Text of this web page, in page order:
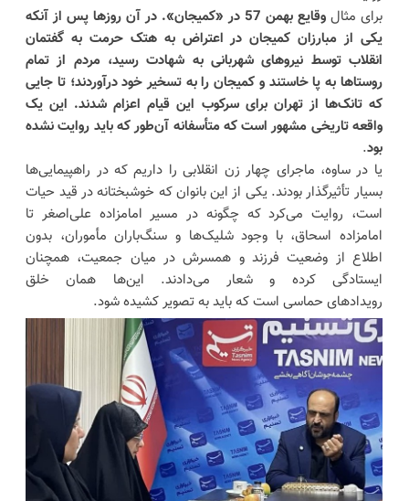
برای مثال
وقایع بهمن 57 در «کمیجان». در آن روزها پس از آنکه
یکی از مبارزان کمیجان در اعتراض به هتک حرمت به گفتمان
انقلاب توسط نیروهای شهربانی به شهادت رسید، مردم از تمام
روستاها به پا خاستند و کمیجان را به تسخیر خود درآوردند؛ تا جایی
که تانک‌ها از تهران برای سرکوب این قیام اعزام شدند. این یک
واقعه تاریخی مشهور است که متأسفانه آن‌طور که باید روایت نشده
بود.
یا در ساوه، ماجرای چهار زن انقلابی را داریم که در راهپیمایی‌ها
بسیار تأثیرگذار بودند. یکی از این بانوان که خوشبختانه در قید حیات
است، روایت می‌کرد که چگونه در مسیر امامزاده علی‌اصغر تا
امامزاده اسحاق، با وجود شلیک‌ها و سنگ‌باران مأموران، بدون
اطلاع از وضعیت فرزند و همسرش در میان جمعیت، همچنان
ایستادگی کرده و شعار می‌دادند. این‌ها همان خلق
رویدادهای حماسی است که باید به تصویر کشیده شود.